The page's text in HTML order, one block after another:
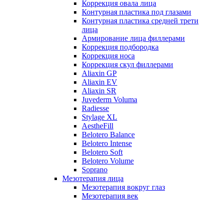
Коррекция овала лица
Контурная пластика под глазами
Контурная пластика средней трети
лица
Армирование лица филлерами
Коррекция подбородка
Коррекция носа
Коррекция скул филлерами
Aliaxin GP
Aliaxin EV
Aliaxin SR
Juvederm Voluma
Radiesse
Stylage XL
AestheFill
Belotero Balance
Belotero Intense
Belotero Soft
Belotero Volume
Soprano
Мезотерапия лица
Мезотерапия вокруг глаз
Мезотерапия век